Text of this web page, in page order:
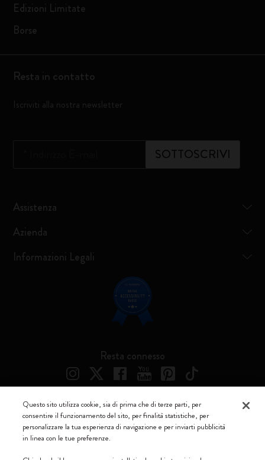
Edizioni Limitate
Borse
Resta in contatto
Iscriviti alla nostra newsletter
SOTTOSCRIVI
Assistenza
Azienda
Informazioni Legali
Resta connesso
Moleskine ® è un marchio registrato di Moleskine Srl a socio unico
Moleskine srl a socio unico - Via Bergognone, 34 – 20144 Milano -
Questo sito utilizza cookie, sia di prima che di terze parti, per
consentire il funzionamento del sito, per finalità statistiche, per
personalizzare la tua esperienza di navigazione e per inviarti pubblicità
in linea con le tue preferenze.